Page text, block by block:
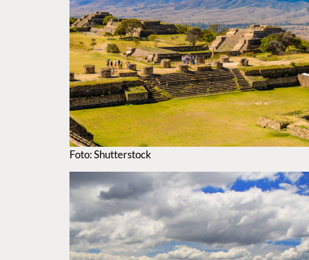
Foto: Shutterstock